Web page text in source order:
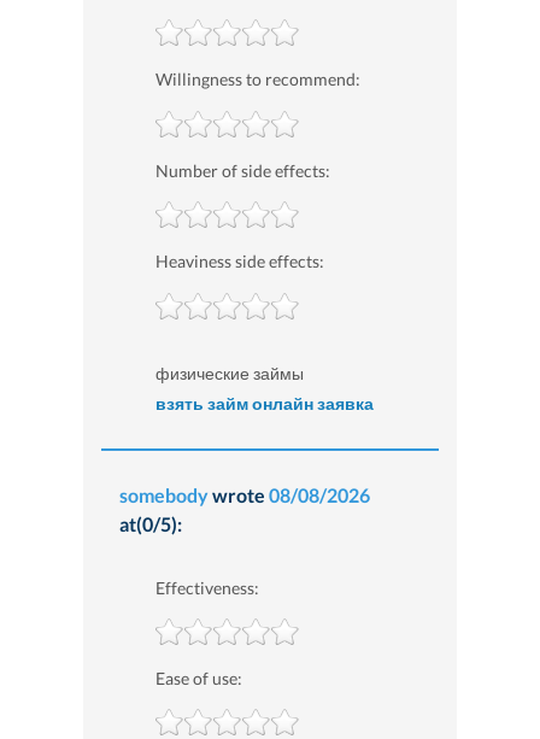
Willingness to recommend:
Number of side effects:
Heaviness side effects:
физические займы
взять займ онлайн заявка
somebodywrote 08/08/2026
at(0/5):
Effectiveness:
Ease of use: